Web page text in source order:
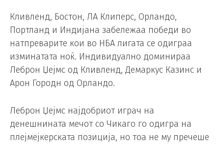
Кливленд, Бостон, ЛА Клиперс, Орландо,
Портланд и Индијана забележаа победи во
натпреварите кои во НБА лигата се одиграа
изминатата ноќ. Индивидуално доминираа
Леброн Џејмс од Кливленд, Демаркус Казинс и
Арон Городн од Орландо.
Леброн Џејмс најдобриот играч на
денешнината мечот со Чикаго го одигра на
плејмејкерската позиција, но тоа не му пречеше